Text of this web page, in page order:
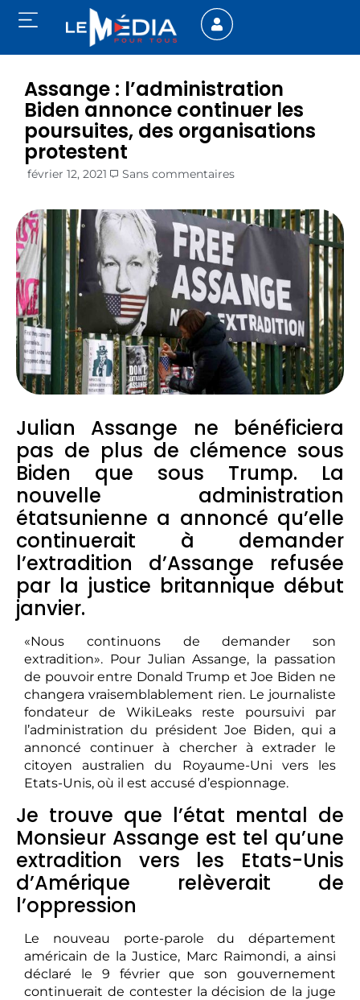
Assange : l’administration
Biden annonce continuer les
poursuites, des organisations
protestent
février 12, 2021 Sans commentaires
Julian Assange ne bénéficiera
pas de plus de clémence sous
Biden que sous Trump. La
nouvelle administration
étatsunienne a annoncé qu’elle
continuerait à demander
l’extradition d’Assange refusée
par la justice britannique début
janvier.
«Nous continuons de demander son
extradition». Pour Julian Assange, la passation
de pouvoir entre Donald Trump et Joe Biden ne
changera vraisemblablement rien. Le journaliste
fondateur de WikiLeaks reste poursuivi par
l’administration du président Joe Biden, qui a
annoncé continuer à chercher à extrader le
citoyen australien du Royaume-Uni vers les
Etats-Unis, où il est accusé d’espionnage.
Je trouve que l’état mental de
Monsieur Assange est tel qu’une
extradition vers les Etats-Unis
d’Amérique relèverait de
l’oppression
Le nouveau porte-parole du département
américain de la Justice, Marc Raimondi, a ainsi
déclaré le 9 février que son gouvernement
continuerait de contester la décision de la juge